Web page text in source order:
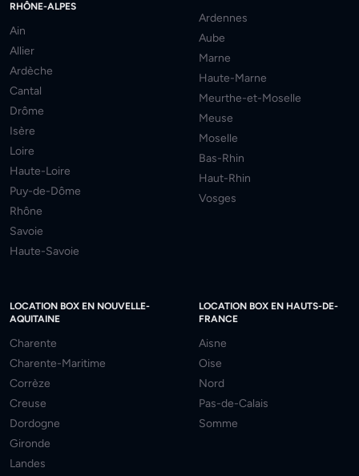
RHÔNE-ALPES
Ain
Allier
Ardèche
Cantal
Drôme
Isère
Loire
Haute-Loire
Puy-de-Dôme
Rhône
Savoie
Haute-Savoie
Ardennes
Aube
Marne
Haute-Marne
Meurthe-et-Moselle
Meuse
Moselle
Bas-Rhin
Haut-Rhin
Vosges
LOCATION BOX EN NOUVELLE-
AQUITAINE
Charente
Charente-Maritime
Corrèze
Creuse
Dordogne
Gironde
Landes
LOCATION BOX EN HAUTS-DE-
FRANCE
Aisne
Oise
Nord
Pas-de-Calais
Somme